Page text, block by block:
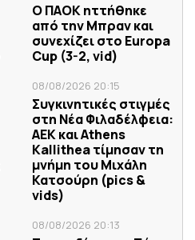
Ο ΠΑΟΚ ηττήθηκε
από την Μπραν και
συνεχίζει στο Europa
Cup (3-2, vid)
08/08/2026 20:15
Συγκινητικές στιγμές
στη Νέα Φιλαδέλφεια:
ΑΕΚ και Athens
Kallithea τίμησαν τη
μνήμη του Μιχάλη
Κατσούρη (pics &
vids)
08/08/2026 20:13